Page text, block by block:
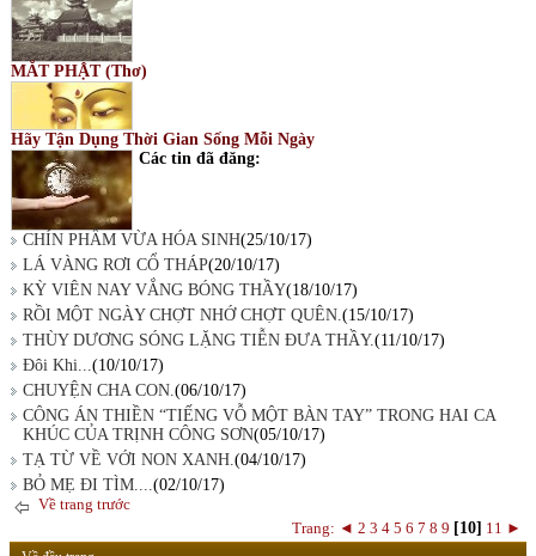
MẮT PHẬT (Thơ)
Hãy Tận Dụng Thời Gian Sống Mỗi Ngày
Các tin đã đăng:
CHÍN PHẨM VỪA HÓA SINH(25/10/17)
LÁ VÀNG RƠI CỔ THÁP(20/10/17)
KỲ VIÊN NAY VẮNG BÓNG THẦY(18/10/17)
RỒI MỘT NGÀY CHỢT NHỚ CHỢT QUÊN.(15/10/17)
THÙY DƯƠNG SÓNG LẶNG TIỄN ĐƯA THẦY.(11/10/17)
Đôi Khi...(10/10/17)
CHUYỆN CHA CON.(06/10/17)
CÔNG ÁN THIỀN “TIẾNG VỖ MỘT BÀN TAY” TRONG HAI CA
KHÚC CỦA TRỊNH CÔNG SƠN(05/10/17)
TẠ TỪ VỀ VỚI NON XANH.(04/10/17)
BỎ MẸ ĐI TÌM....(02/10/17)
Về trang trước
Trang: ◄ 2 3 4 5 6 7 8 9 [10] 11 ►